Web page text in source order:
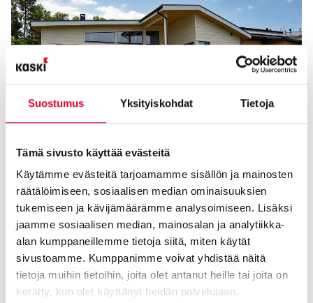
Suostumus Yksityiskohdat Tietoja
Tämä sivusto käyttää evästeitä
Käytämme evästeitä tarjoamamme sisällön ja mainosten
räätälöimiseen, sosiaalisen median ominaisuuksien
tukemiseen ja kävijämäärämme analysoimiseen. Lisäksi
jaamme sosiaalisen median, mainosalan ja analytiikka-
alan kumppaneillemme tietoja siitä, miten käytät
sivustoamme. Kumppanimme voivat yhdistää näitä
tietoja muihin tietoihin, joita olet antanut heille tai joita on
kerätty, kun olet käyttänyt heidän palvelujaan.
Asuntomessut Lempäälässä 2026 – Tutustu Kasken ikkunoihin
ja oviin useissa messukohteissa